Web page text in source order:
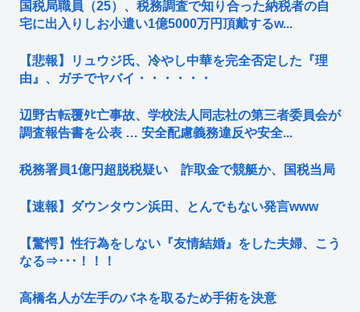
国税局職員（25）、税務調査で知り合った納税者の自
宅に出入りしお小遣い1億5000万円頂戴するw...
【悲報】リュウジ氏、冷やし中華を完全否定した『理
由』、ガチでヤバイ・・・・・・
辺野古転覆ﾀﾋ亡事故、学校法人同志社の第三者委員会が
調査報告書を公表 … 安全配慮義務違反や安全...
税務署員1億円超脱税疑い 詐取金で競艇か、国税当局
【速報】ダウンタウン浜田、とんでもない発言www
【驚愕】性行為をしない『友情結婚』をした夫婦、こう
なる⇒･･･！！！
高橋名人が左手のバネを取るため手術を決意